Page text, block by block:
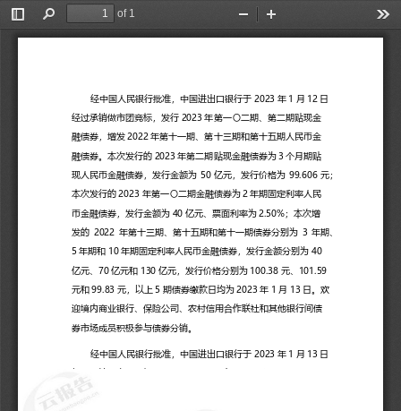
Toggle
Sidebar
Find
of 1
Zoom
Out
In
经中国人民银行批准，中国进出口银行于 2023 年 1 月 12 日
经过承销做市团竞标，发行 2023 年第一〇二期、第二期贴现金
融债券，增发 2022 年第十一期、第十三期和第十五期人民币金
融债券。本次发行的 2023 年第二期贴现金融债券为 3 个月期贴
现人民币金融债券，发行金额为 50 亿元，发行价格为 99.606 元；
本次发行的 2023 年第一〇二期金融债券为 2 年期固定利率人民
币金融债券，发行金额为 40 亿元、票面利率为 2.50% ；本次增
发的 2022 年第十三期、第十五期和第十一期债券分别为 3 年期、
5 年期和 10 年期固定利率人民币金融债券，发行金额分别为 40
亿元、70 亿元和 130 亿元，发行价格分别为 100.38 元、
101.59
元和 99.83 元，以上 5 期债券缴款日均为 2023 年 1 月 13 日。欢
迎境内商业银行、保险公司、农村信用合作联社和其他银行间债
券市场成员积极参与债券分销。
经中国人民银行批准，中国进出口银行于 2023 年 1 月 13 日
经过承销做市团竞标，增发
年第七期
期人民币金融债券。本次增发的